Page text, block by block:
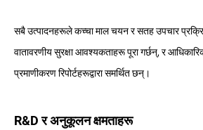
सबै उत्पादनहरूले कच्चा माल चयन र सतह उपचार
वातावरणीय सुरक्षा आवश्यकताहरू पूरा गर्छन्, र
प्रमाणीकरण रिपोर्टहरूद्वारा समर्थित छन्।
R&D र अनुकूलन क्षमताहरू